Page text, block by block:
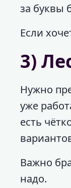
за буквы
Если
3)
Нужно
уже
есть
Важно
надо.